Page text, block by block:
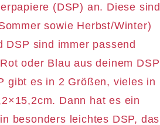
(DSP) an. Diese sind
sowie Herbst/Winter)
DSP sind immer passend
oder Blau aus deinem DSP
gibt es in 2 Größen, vieles in
Dann hat es ein
besonders leichtes DSP, das